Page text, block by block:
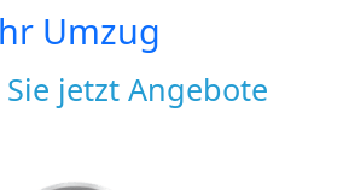
Umzug
jetzt Angebote